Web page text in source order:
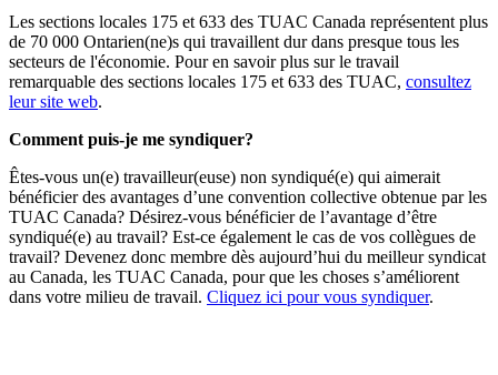
Les sections locales 175 et 633 des TUAC Canada représentent plus
de 70 000 Ontarien(ne)s qui travaillent dur dans presque tous les
secteurs de l'économie. Pour en savoir plus sur le travail
remarquable des sections locales 175 et 633 des TUAC, consultez
leur site web.
Comment puis-je me syndiquer?
Êtes-vous un(e) travailleur(euse) non syndiqué(e) qui aimerait
bénéficier des avantages d’une convention collective obtenue par les
TUAC Canada? Désirez-vous bénéficier de l’avantage d’être
syndiqué(e) au travail? Est-ce également le cas de vos collègues de
travail? Devenez donc membre dès aujourd’hui du meilleur syndicat
au Canada, les TUAC Canada, pour que les choses s’améliorent
dans votre milieu de travail. Cliquez ici pour vous syndiquer.